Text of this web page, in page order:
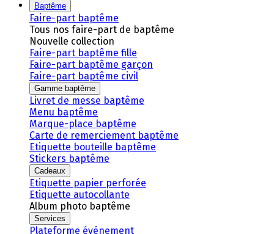
Baptême
Faire-part baptême
Tous nos faire-part de baptême
Nouvelle collection
Faire-part baptême fille
Faire-part baptême garçon
Faire-part baptême civil
Gamme baptême
Livret de messe baptême
Menu baptême
Marque-place baptême
Carte de remerciement baptême
Etiquette bouteille baptême
Stickers baptême
Cadeaux
Etiquette papier perforée
Etiquette autocollante
Album photo baptême
Services
Plateforme événement